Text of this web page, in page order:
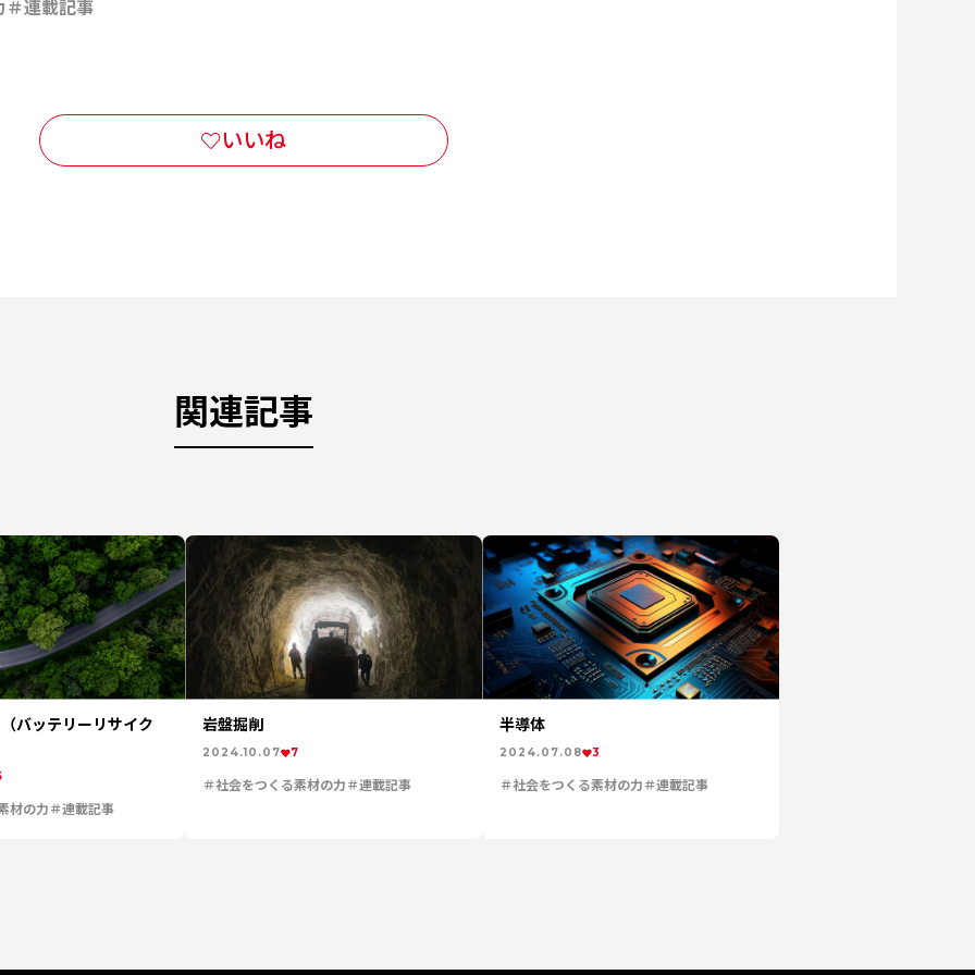
連載記事
関連記事
バッテリーリサイク
材の力 連載記事
岩盤掘削
2024.10.07 7
社会をつくる素材の力 連載記事
半導体
2024.07.08 3
社会をつくる素材の力 連載記事